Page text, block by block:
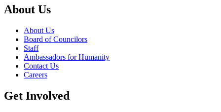
About Us
About Us
Board of Councilors
Staff
Ambassadors for Humanity
Contact Us
Careers
Get Involved